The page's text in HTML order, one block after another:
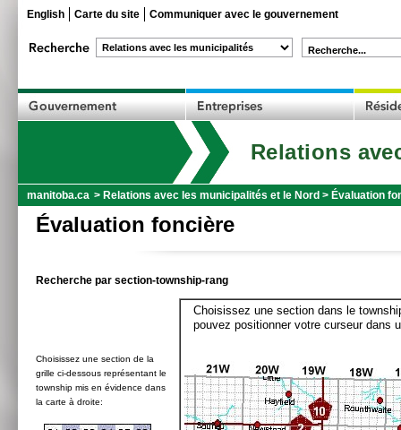
English Carte du site Communiquer avec le gouvernement
Recherche...
Relations
manitoba.ca > Relations avec les municipalités et le Nord > Évaluation
Évaluation foncière
Recherche par section-township-rang
Choisissez une section de la
grille ci-dessous représentant le
township mis en évidence dans
la carte à droite:
Choisissez une section dans le
pouvez positionner votre curseur dans